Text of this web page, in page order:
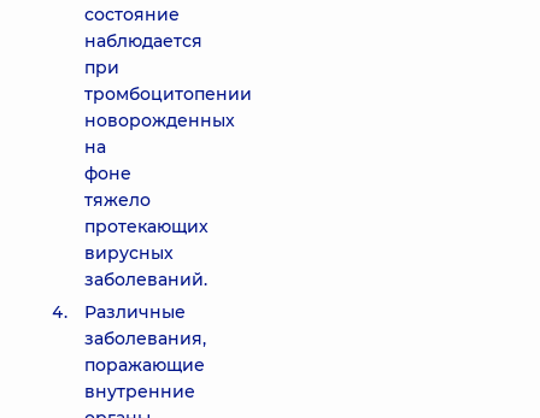
состояние
наблюдается
при
тромбоцитопении
новорожденных
на
фоне
тяжело
протекающих
вирусных
заболеваний.
Различные
заболевания,
поражающие
внутренние